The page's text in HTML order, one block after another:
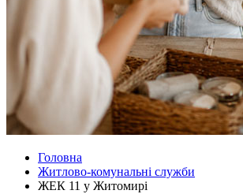
Головна
Житлово-комунальні служби
ЖЕК 11 у Житомирі